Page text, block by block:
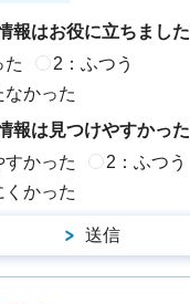
報はお役に立ちまし
た
2：ふつう
かった
報は見つけやすかっ
すかった
2：ふつう
かった